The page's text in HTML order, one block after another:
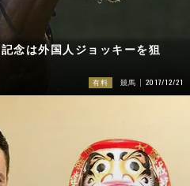
念は外国人ジョッキーを狙
有料 競馬 2017/12/21